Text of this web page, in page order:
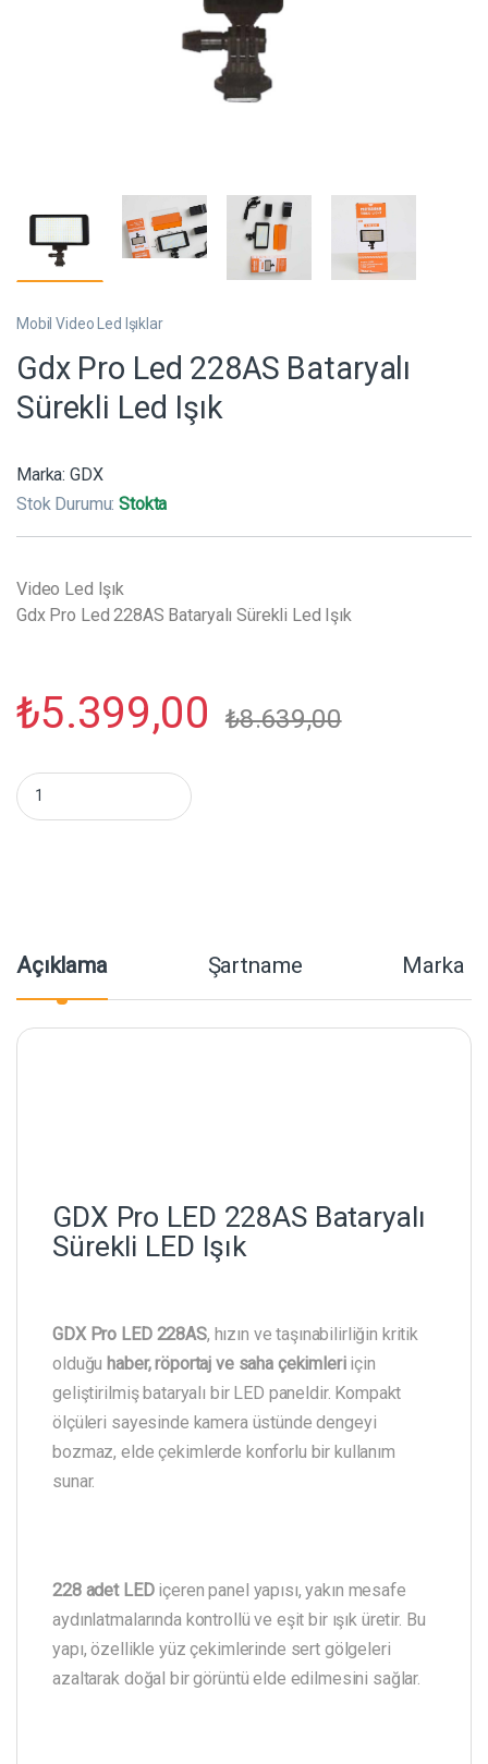
Mobil Video Led Işıklar
Gdx Pro Led 228AS Bataryalı
Sürekli Led Işık
Marka: GDX
Stok Durumu:Stokta
Video Led Işık
Gdx Pro Led 228AS Bataryalı Sürekli Led Işık
₺5.399,00 ₺8.639,00
Gdx Pro Led 228AS Bataryalı Sürekli Led Işık miktar
Açıklama Şartname Marka
GDX Pro LED 228AS Bataryalı
Sürekli LED Işık
GDX Pro LED 228AS, hızın ve taşınabilirliğin kritik
olduğu haber, röportaj ve saha çekimleriiçin
geliştirilmiş bataryalı bir LED paneldir. Kompakt
ölçüleri sayesinde kamera üstünde dengeyi
bozmaz, elde çekimlerde konforlu bir kullanım
sunar.
228 adet LEDiçeren panel yapısı, yakın mesafe
aydınlatmalarında kontrollü ve eşit bir ışık üretir. Bu
yapı, özellikle yüz çekimlerinde sert gölgeleri
azaltarak doğal bir görüntü elde edilmesini sağlar.